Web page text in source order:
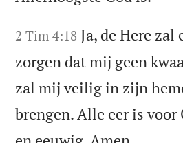
2 Tim 4:18 Ja, de Here
zorgen dat mij geen
zal mij veilig in zijn
brengen. Alle eer is voor